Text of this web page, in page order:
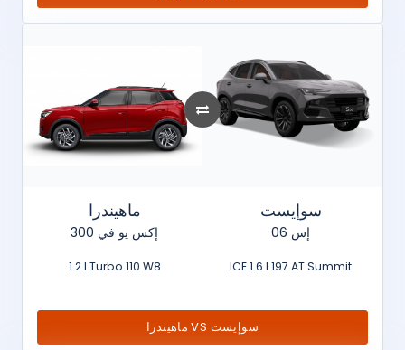
ماهيندرا
إكس يو في 300
1.2 l Turbo 110 W8
سوإيست
إس 06
ICE 1.6 l 197 AT Summit
ماهيندرا VS سوإيست